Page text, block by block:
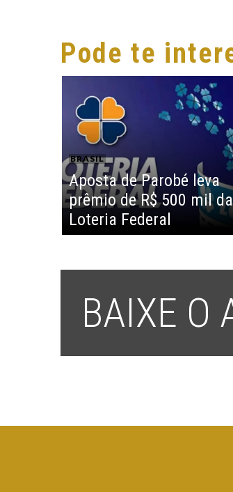
Pode te
BRASIL
Aposta de Parobé leva
prêmio de R$ 500 mil da
Loteria Federal
BAIXE O